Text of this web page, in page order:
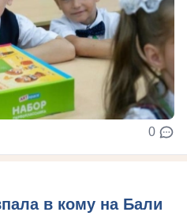
0
в кому на Бали